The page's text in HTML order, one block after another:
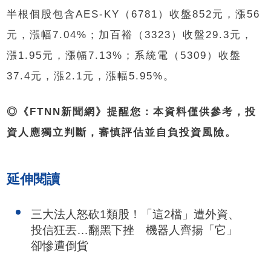
半根個股包含AES-KY（6781）收盤852元，漲56
元，漲幅7.04%；加百裕（3323）收盤29.3元，
漲1.95元，漲幅7.13%；系統電（5309）收盤
37.4元，漲2.1元，漲幅5.95%。
◎《FTNN新聞網》提醒您：本資料僅供參考，投
資人應獨立判斷，審慎評估並自負投資風險。
延伸閱讀
三大法人怒砍1類股！「這2檔」遭外資、
投信狂丟…翻黑下挫 機器人齊揚「它」
卻慘遭倒貨